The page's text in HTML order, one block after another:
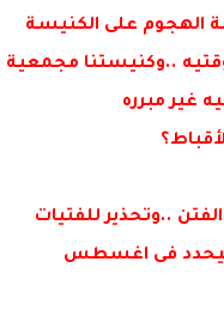
الهجوم على الكنيسة
..وكنيستنا مجمعية
غير مبرره
..وتحذير للفتيات